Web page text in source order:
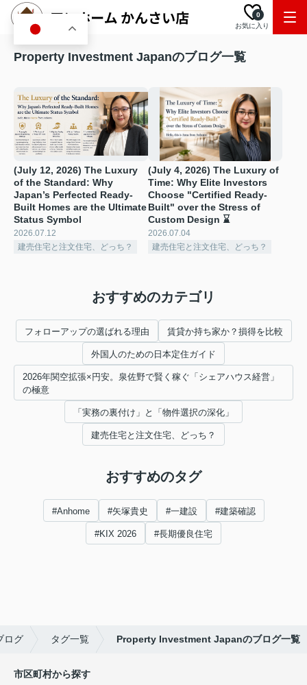
お気に入り
0
Property Investment Japanのブログ一覧
(July 12, 2026) The Luxury
of the Standard: Why
Japan’s Perfected Ready-
Built Homes are the Ultimate
Status Symbol
2026.07.12
建売住宅と注文住宅、どっち？
(July 4, 2026) The Luxury of
Time: Why Elite Investors
Choose "Certified Ready-
Built" over the Stress of
Custom Design ⌛
2026.07.04
建売住宅と注文住宅、どっち？
おすすめのカテゴリ
フォローアップの選ばれる理由 賃貸か持ち家か？損得を比較
外国人のための日本定住ガイド
2026年関空拡張×円安。泉佐野で賢く稼ぐ「シェアハウス経営」
の極意
「実務の裏付け」と「物件選択の深化」
建売住宅と注文住宅、どっち？
おすすめのタグ
#Anhome #矢塚貴史 #一建設 #建築確認
#KIX 2026 #長期優良住宅
ログ タグ一覧 Property Investment Japanのブログ一覧
市区町村から探す